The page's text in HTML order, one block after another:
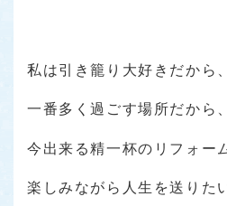
私は引き籠り大好きだから
一番多く過ごす場所だから、
今出来る精一杯のリフォー
楽しみながら人生を送りた